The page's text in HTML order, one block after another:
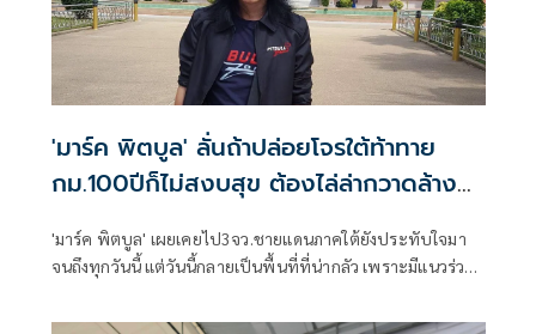
'มาร์ค พิตบูล' ลั่นถ้าปล่อยโจรใต้ท้าทาย
กม.100ปีก็ไม่สงบสุข ต้องไล่ล่ากวาดล้าง
'มาร์ค พิตบูล' เผยเคยไป3จว.ชายแดนภาคใต้ยังประทับใจมา
จนถึงทุกวันนี้ แต่วันนี้กลายเป็นพื้นที่ที่น่ากลัว เพราะมีแนวร่วม
ปล่อยให้พวกโจรท้าท้ายกฎหมาย อีก100 ปีดินแดนนี้ก็ไม่มีทาง